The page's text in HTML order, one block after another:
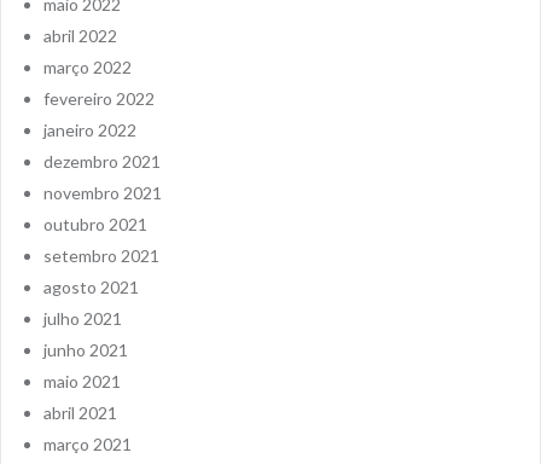
maio 2022
abril 2022
março 2022
fevereiro 2022
janeiro 2022
dezembro 2021
novembro 2021
outubro 2021
setembro 2021
agosto 2021
julho 2021
junho 2021
maio 2021
abril 2021
março 2021